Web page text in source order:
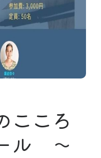
こころ
ル 〜